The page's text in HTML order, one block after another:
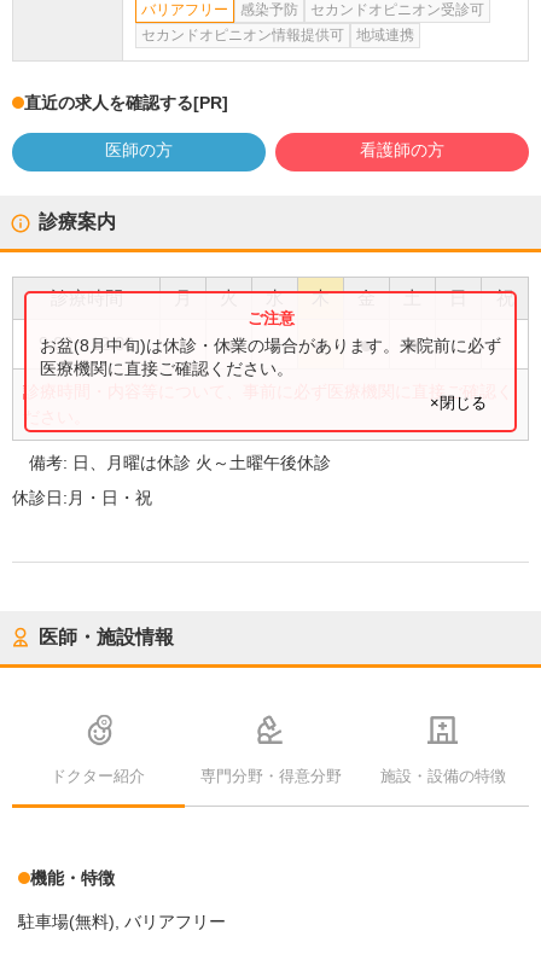
バリアフリー
感染予防
セカンドオピニオン受診可
セカンドオピニオン情報提供可
地域連携
直近の求人を確認する[PR]
医師の方 看護師の方
診療案内
診療時間 月 火 水 木 金 土 日 祝
9:00〜 12:00 ● ● ● ● ●
診療時間・内容等について、事前に必ず医療機関に直接ご確認く
お盆(8月中旬)は休診・休業の場合があります。来院前に必ず
医療機関に直接ご確認ください。
×閉じる
備考: 日、月曜は休診 火～土曜午後休診
休診日: 月・日・祝
医師・施設情報
ドクター紹介 専門分野・得意分野 施設・設備の特徴
機能・特徴
駐車場(無料) バリアフリー